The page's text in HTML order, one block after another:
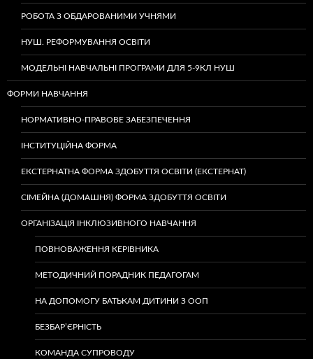
РОБОТА З ОБДАРОВАНИМИ УЧНЯМИ
НУШ. РЕФОРМУВАННЯ ОСВІТИ
МОДЕЛЬНІ НАВЧАЛЬНІ ПРОГРАМИ ДЛЯ 5-9КЛ НУШ
ФОРМИ НАВЧАННЯ
НОРМАТИВНО-ПРАВОВЕ ЗАБЕЗПЕЧЕННЯ
ІНСТИТУЦІЙНА ФОРМА
ЕКСТЕРНАТНА ФОРМА ЗДОБУТТЯ ОСВІТИ (ЕКСТЕРНАТ)
СІМЕЙНА (ДОМАШНЯ) ФОРМА ЗДОБУТТЯ ОСВІТИ
ОРГАНІЗАЦІЯ ІНКЛЮЗИВНОГО НАВЧАННЯ
ПОВНОВАЖЕННЯ КЕРІВНИКА
МЕТОДИЧНИЙ ПОРАДНИК ПЕДАГОГАМ
НА ДОПОМОГУ БАТЬКАМ ДИТИНИ З ООП
БЕЗБАР’ЄРНІСТЬ
КОМАНДА СУПРОВОДУ